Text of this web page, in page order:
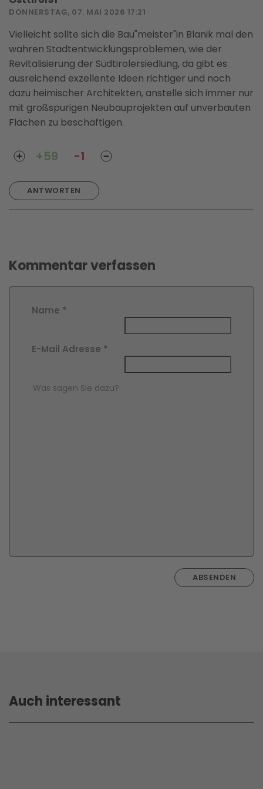
DONNERSTAG, 07. MAI 2026 17:21
Vielleicht sollte sich die Bau"meister"in Blanik mal den
wahren Stadtentwicklungsproblemen, wie der
Revitalisierung der Südtirolersiedlung, da gibt es
ausreichend exzellente Ideen richtiger und noch
dazu heimischer Architekten, anstelle sich immer nur
mit großspurigen Neubauprojekten auf unverbauten
Flächen zu beschäftigen.
ANTWORTEN
+59 -1
Kommentar verfassen
Name *
E-Mail Adresse *
Comment Text*
ABSENDEN
Auch interessant